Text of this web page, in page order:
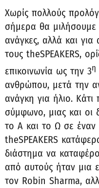
Χωρίς πολλούς
σήμερα θα μιλήσουμε
ανάγκες, αλλά και
τους theSPEAKERS,
επικοινωνία ως την 3η
ανθρώπου, μετά την
ανάγκη για ήλιο.
σύμφωνο, μιας και οι
το Α και το Ω σε έναν
theSPEAKERS
διάστημα να
από αυτούς ήταν μια
τον Robin Sharma,